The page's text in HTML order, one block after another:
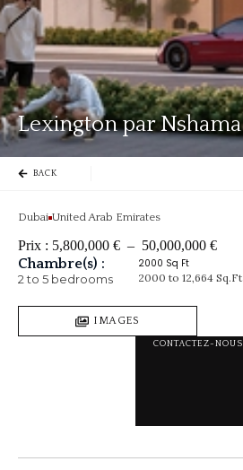
Lexington par Nshama
BACK
Dubai United Arab Emirates
Prix : 5,800,000 € – 50,000,000 €
Chambre(s) :
2 to 5 bedrooms
2000 Sq Ft
2000 to 12,664 Sq.Ft
IMAGES
CONTACTEZ-NOUS